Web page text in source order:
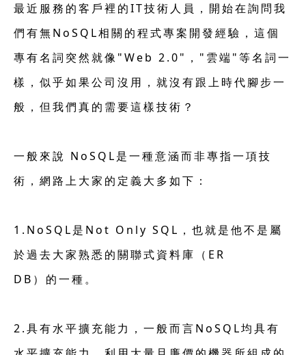
最近服務的客戶裡的IT技術人員，開始在詢問我
們有無NoSQL相關的程式專案開發經驗，這個
專有名詞突然就像"Web 2.0"，"雲端"等名詞一
樣，似乎如果公司沒用，就沒有跟上時代腳步一
般，但我們真的需要這樣技術？
一般來說 NoSQL是一種意涵而非專指一項技
術，網路上大家的定義大多如下：
1.NoSQL是Not Only SQL，也就是他不是屬
於過去大家熟悉的關聯式資料庫（ER
DB）的一種。
2.具有水平擴充能力，一般而言NoSQL均具有